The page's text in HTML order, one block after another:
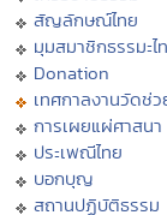
สัญลักษณ์ไทย
มุมสมาชิกธรรมะไ
Donation
เทศกาลงานวัดช่
การเผยแผ่ศาสนา
ประเพณีไทย
บอกบุญ
สถานปฏิบัติธรรม